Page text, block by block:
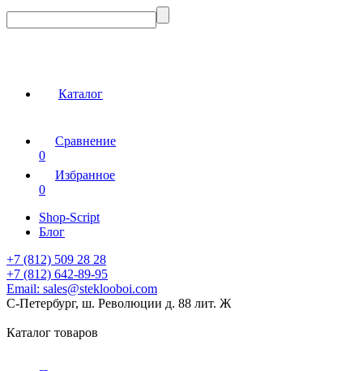
Каталог
Сравнение
0
Избранное
0
Shop-Script
Блог
+7 (812) 509 28 28
+7 (812) 642-89-95
Email: sales@steklooboi.com
С-Петербург, ш. Революции д. 88 лит. Ж
Каталог товаров